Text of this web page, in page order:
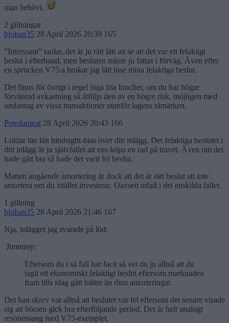
man behövt.
2 gillningar
bjohan35 28 April 2026 20:39 165
”Intressant” tanke, det är ju rätt lätt att se att det var ett felaktigt
beslut i efterhand, men besluten måste ju fattas i förväg. Även efter
en sprucken V75:a brukar jag lätt inse mina felaktiga beslut.
Det finns för övrigt i regel inga fria luncher, om du har högre
förväntad avkastning så åtföljs den av en högre risk, möjligen med
undantag av vissa transaktioner utanför lagens råmärken.
Petedameat 28 April 2026 20:43 166
Luktar lite lätt hindsight-bias över ditt inlägg. Det felaktiga beslutet i
ditt inlägg är ju självfallet att ens köpa en rad på travet. Även om det
hade gått bra så hade det varit fel beslut.
Matten angående amortering är dock att det är rätt beslut att inte
amortera om du istället investerar. Oavsett utfall i det enskilda fallet.
1 gillning
bjohan35 28 April 2026 21:46 167
Nja, inlägget jag svarade på löd:
Jimmmy:
Eftersom du i så fall har facit så vet du ju alltså att du
tagit ett ekonomiskt felaktigt beslut eftersom marknaden
fram tills idag gått bättre än dina amorteringar.
Det han skrev var alltså att beslutet var fel eftersom det senare visade
sig att börsen gick bra efterföljande period. Det är helt analogt
resonemang med V75-exemplet.